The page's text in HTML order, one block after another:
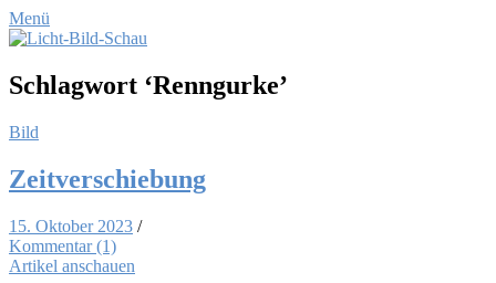
Menü
Schlagwort ‘Renngurke’
Bild
Zeit­ver­schie­bung
15. Oktober 2023 /
Kommentar (1)
Artikel anschauen